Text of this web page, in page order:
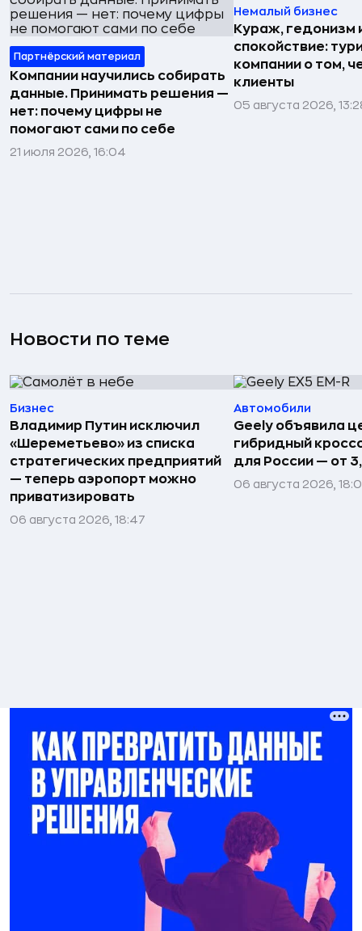
Партнёрский материал
Компании научились собирать
данные. Принимать решения —
нет: почему цифры не
помогают сами по себе
21 июля 2026, 16:04
Немалый бизнес
Кураж, гедонизм
спокойствие:
компании о том,
клиенты
05 августа 2026,
Новости по теме
Бизнес
Владимир Путин исключил
«Шереметьево» из списка
стратегических предприятий
— теперь аэропорт можно
приватизировать
06 августа 2026, 18:47
Автомобили
Geely объявила
гибридный
для России — от
06 августа 2026,